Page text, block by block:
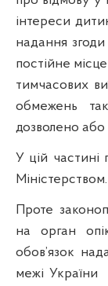
інтереси
надання
постійне
тимчасових
обмежень
дозволено або
У цій частині
Міністерством.
Проте
на орган
обов’язок
межі України